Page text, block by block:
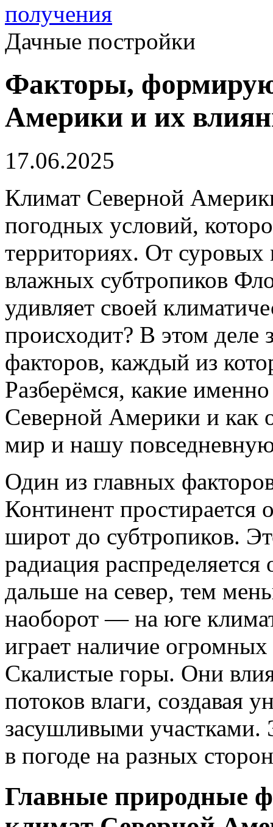
получения
Дачные постройки
Факторы,
Америки и их
17.06.2025
Климат Северной
погодных условий,
территориях. От
влажных субтропиков
удивляет своей
происходит? В этом деле
факторов, каждый из
Разберёмся, какие
Северной Америки и
мир и нашу
Один из главных
Континент простирается
широт до субтропиков.
радиация
дальше на север, тем
наоборот — на юге
играет наличие
Скалистые горы. Они
потоков влаги, создавая
засушливыми участками.
в погоде на разных
Главные природные